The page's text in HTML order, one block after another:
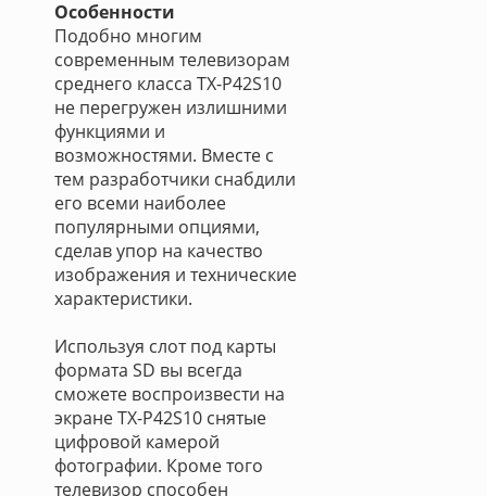
Особенности
Подобно многим
современным телевизорам
среднего класса TX-P42S10
не перегружен излишними
функциями и
возможностями. Вместе с
тем разработчики снабдили
его всеми наиболее
популярными опциями,
сделав упор на качество
изображения и технические
характеристики.
Используя слот под карты
формата SD вы всегда
сможете воспроизвести на
экране TX-P42S10 снятые
цифровой камерой
фотографии. Кроме того
телевизор способен